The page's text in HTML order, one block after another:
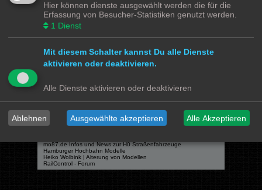
Webseiten
Das Mittelleiter Magazin
Olli's Modellbahn Seite
Social Media
lenasmodellbahn <- Instagram
johns MOBA <- YouTube
Länderbahnzeit im Modell <- Facebook
mo87.de Infos und News zur H0 Straßenfahrzeuge
Hamburger Hochbahn Modelle
Heiko Wolbink | Alterung von Modellen
RailControl - Forum
Hier können dienste ausgewählt werden die für die
Erfassung von Besucher-Statistiken genutzt werden.
1 Dienst
Mit diesem Schalter kannst Du alle Dienste
aktivieren oder deaktivieren.
Alle Dienste aktivieren oder deaktivieren
Ablehnen Ausgewählte akzeptieren Alle Akzeptieren